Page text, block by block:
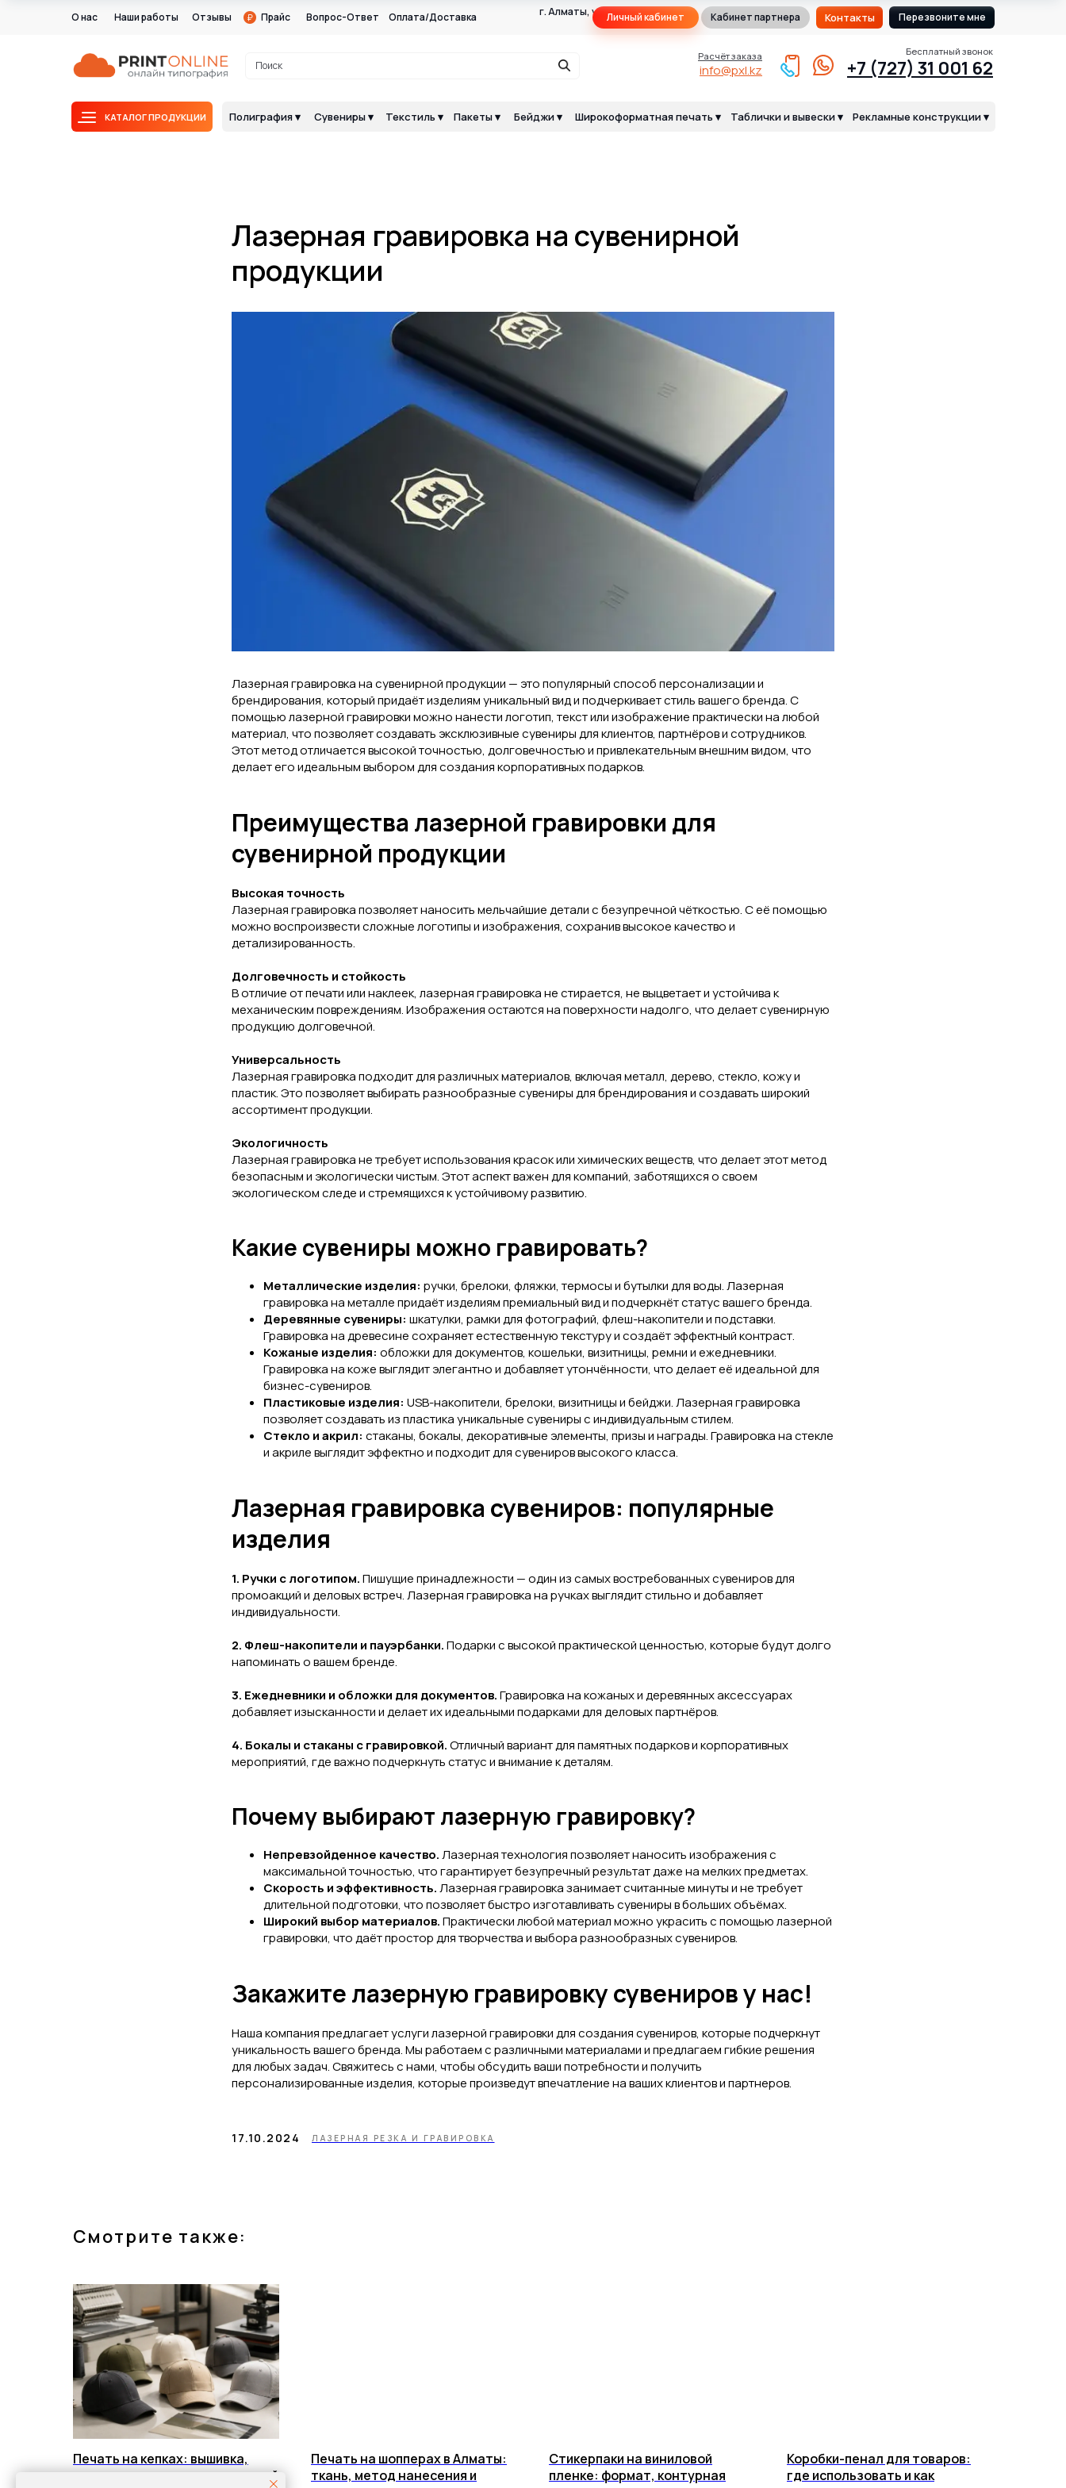
+7 (727) 31 001 62
info@pxl.kz
О нас Наши работы Отзывы Вопрос-Ответ Оплата/Доставка Перезвоните мне
Кабинет партнера
Поиск
КАТАЛОГ ПРОДУКЦИИ
Бесплатный звонок
Расчёт заказа
Контакты
Широкоформатная печать ▾
Сувениры ▾ Текстиль ▾ Рекламные конструкции ▾
Бейджи ▾
Пакеты ▾ Таблички и вывески ▾
Полиграфия ▾
Прайс г. Алматы, ул.Макатаева
117Г, оф. 105Г
Личный кабинет
Лазерная гравировка на сувенирной
продукции
Лазерная гравировка на сувенирной продукции — это популярный способ персонализации и
брендирования, который придаёт изделиям уникальный вид и подчеркивает стиль вашего бренда. С
помощью лазерной гравировки можно нанести логотип, текст или изображение практически на любой
материал, что позволяет создавать эксклюзивные сувениры для клиентов, партнёров и сотрудников.
Этот метод отличается высокой точностью, долговечностью и привлекательным внешним видом, что
делает его идеальным выбором для создания корпоративных подарков.
Преимущества лазерной гравировки для
сувенирной продукции
Высокая точность
Лазерная гравировка позволяет наносить мельчайшие детали с безупречной чёткостью. С её помощью
можно воспроизвести сложные логотипы и изображения, сохранив высокое качество и
детализированность.
Долговечность и стойкость
В отличие от печати или наклеек, лазерная гравировка не стирается, не выцветает и устойчива к
механическим повреждениям. Изображения остаются на поверхности надолго, что делает сувенирную
продукцию долговечной.
Универсальность
Лазерная гравировка подходит для различных материалов, включая металл, дерево, стекло, кожу и
пластик. Это позволяет выбирать разнообразные сувениры для брендирования и создавать широкий
ассортимент продукции.
Экологичность
Лазерная гравировка не требует использования красок или химических веществ, что делает этот метод
безопасным и экологически чистым. Этот аспект важен для компаний, заботящихся о своем
экологическом следе и стремящихся к устойчивому развитию.
Какие сувениры можно гравировать?
Металлические изделия: ручки, брелоки, фляжки, термосы и бутылки для воды. Лазерная
гравировка на металле придаёт изделиям премиальный вид и подчеркнёт статус вашего бренда.
Деревянные сувениры: шкатулки, рамки для фотографий, флеш-накопители и подставки.
Гравировка на древесине сохраняет естественную текстуру и создаёт эффектный контраст.
Кожаные изделия: обложки для документов, кошельки, визитницы, ремни и ежедневники.
Гравировка на коже выглядит элегантно и добавляет утончённости, что делает её идеальной для
бизнес-сувениров.
Пластиковые изделия: USB-накопители, брелоки, визитницы и бейджи. Лазерная гравировка
позволяет создавать из пластика уникальные сувениры с индивидуальным стилем.
Стекло и акрил: стаканы, бокалы, декоративные элементы, призы и награды. Гравировка на стекле
и акриле выглядит эффектно и подходит для сувениров высокого класса.
Лазерная гравировка сувениров: популярные
изделия
1. Ручки с логотипом.Пишущие принадлежности — один из самых востребованных сувениров для
промоакций и деловых встреч. Лазерная гравировка на ручках выглядит стильно и добавляет
индивидуальности.
2. Флеш-накопители и пауэрбанки.Подарки с высокой практической ценностью, которые будут долго
напоминать о вашем бренде.
3. Ежедневники и обложки для документов.Гравировка на кожаных и деревянных аксессуарах
добавляет изысканности и делает их идеальными подарками для деловых партнёров.
4. Бокалы и стаканы с гравировкой.Отличный вариант для памятных подарков и корпоративных
мероприятий, где важно подчеркнуть статус и внимание к деталям.
Почему выбирают лазерную гравировку?
Непревзойденное качество.Лазерная технология позволяет наносить изображения с
максимальной точностью, что гарантирует безупречный результат даже на мелких предметах.
Скорость и эффективность.Лазерная гравировка занимает считанные минуты и не требует
длительной подготовки, что позволяет быстро изготавливать сувениры в больших объёмах.
Широкий выбор материалов.Практически любой материал можно украсить с помощью лазерной
гравировки, что даёт простор для творчества и выбора разнообразных сувениров.
Закажите лазерную гравировку сувениров у нас!
Наша компания предлагает услуги лазерной гравировки для создания сувениров, которые подчеркнут
уникальность вашего бренда. Мы работаем с различными материалами и предлагаем гибкие решения
для любых задач. Свяжитесь с нами, чтобы обсудить ваши потребности и получить
персонализированные изделия, которые произведут впечатление на ваших клиентов и партнеров.
17.10.2024 ЛАЗЕРНАЯ РЕЗКА И ГРАВИРОВКА
Смотрите также:
Печать на кепках: вышивка,
термоперенос и корпоративный
Печать на шопперах в Алматы:
ткань, метод нанесения и
Стикерпаки на виниловой
пленке: формат, контурная
Коробки-пенал для товаров:
где использовать и как